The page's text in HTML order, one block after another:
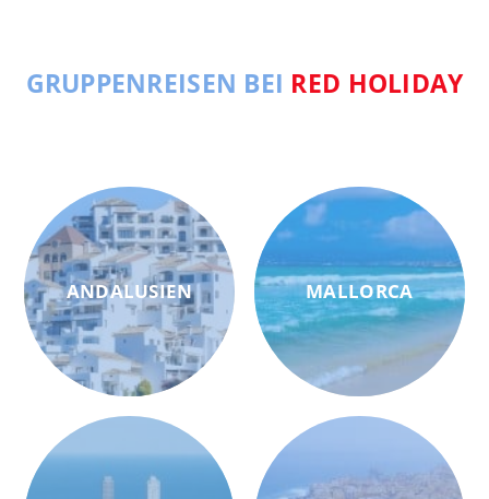
GRUPPENREISEN BEI RED HOLIDAY
ANDALUSIEN MALLORCA